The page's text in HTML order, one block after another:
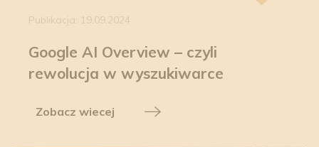
Publikacja: 19.09.2024
Google AI Overview – czyli
rewolucja w wyszukiwarce
Zobacz wiecej